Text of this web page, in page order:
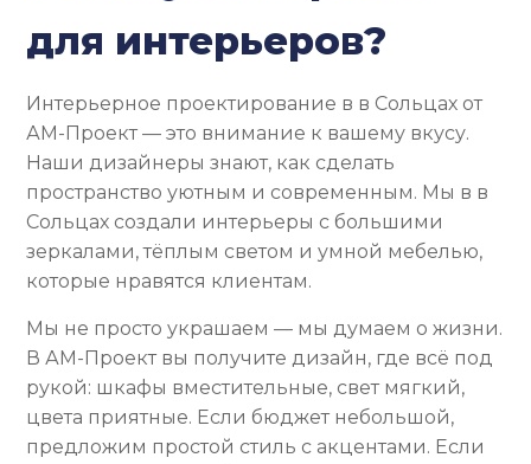
для интерьеров?
Интерьерное проектирование в в Сольцах от
АМ-Проект — это внимание к вашему вкусу.
Наши дизайнеры знают, как сделать
пространство уютным и современным. Мы в в
Сольцах создали интерьеры с большими
зеркалами, тёплым светом и умной мебелью,
которые нравятся клиентам.
Мы не просто украшаем — мы думаем о жизни.
В АМ-Проект вы получите дизайн, где всё под
рукой: шкафы вместительные, свет мягкий,
цвета приятные. Если бюджет небольшой,
предложим простой стиль с акцентами. Если